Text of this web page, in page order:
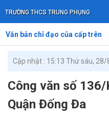
TRƯỜNG THCS TRUNG PHỤNG
Văn bản chỉ đạo của cấp trên
Cập nhật : 15:13 Thứ sáu,
Công văn số 136/
Quận Đống Đa